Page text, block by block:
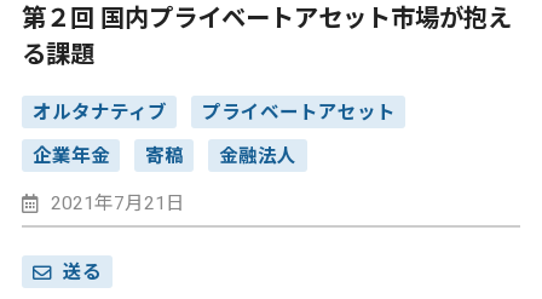
第２回 国内プライベートアセット市場が抱え
る課題
オルタナティブ プライベートアセット
企業年金 寄稿 金融法人
2021年7月21日
送る